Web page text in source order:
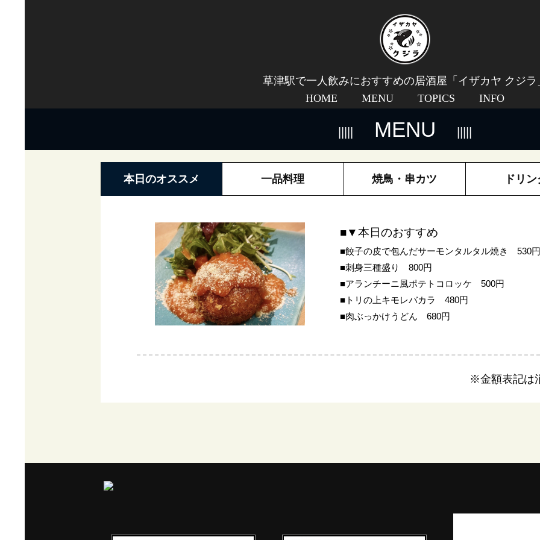
草津駅で一人飲みにおすすめの居酒屋「イザカヤ クジラ
HOME
MENU TOPICS INFO
MENU
本日のオススメ
■▼本日のおすすめ
■餃子の皮で包んだサーモンタルタル焼き 530円
■刺身三種盛り 800円
■アランチーニ風ポテトコロッケ 500円
■トリの上キモレバカラ 480円
■肉ぶっかけうどん 680円
※金額表記は
一品料理 焼鳥・串カツ ドリン